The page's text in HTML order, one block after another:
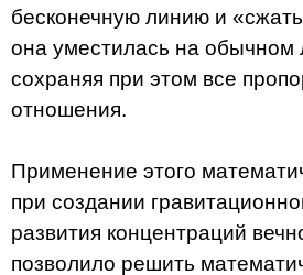
бесконечную линию и
она уместилась на обычном
сохраняя при этом все
отношения.
Применение этого
при создании
развития концентраций
позволило решить